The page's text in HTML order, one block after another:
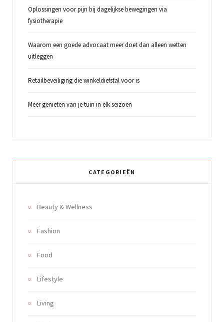
Oplossingen voor pijn bij dagelijkse bewegingen via
fysiotherapie
Waarom een goede advocaat meer doet dan alleen wetten
uitleggen
Retailbeveiliging die winkeldiefstal voor is
Meer genieten van je tuin in elk seizoen
CATEGORIEËN
Beauty & Wellness
Fashion
Food
Lifestyle
Living